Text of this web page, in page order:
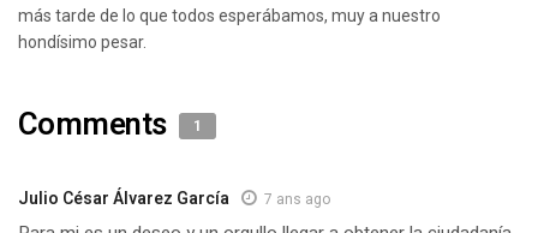
más tarde de lo que todos esperábamos, muy a nuestro
hondísimo pesar.
Comments 1
Julio César Álvarez García 7 ans ago